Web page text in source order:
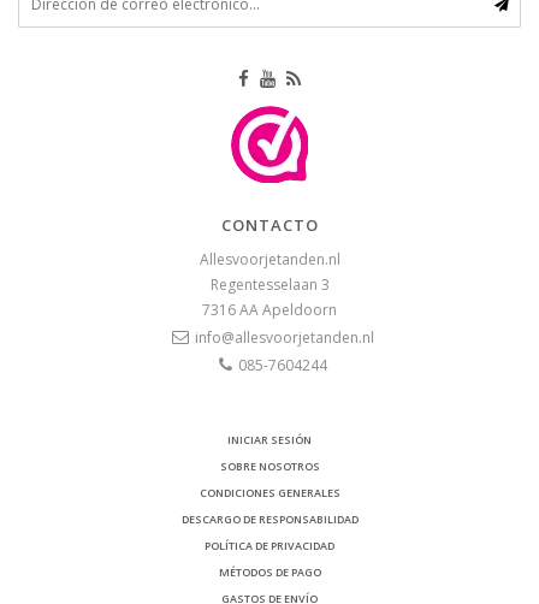
CONTACTO
Allesvoorjetanden.nl
Regentesselaan 3
7316 AAApeldoorn
info@allesvoorjetanden.nl
085-7604244
INICIAR SESIÓN
SOBRE NOSOTROS
CONDICIONES GENERALES
DESCARGO DE RESPONSABILIDAD
POLÍTICA DE PRIVACIDAD
MÉTODOS DE PAGO
GASTOS DE ENVÍO